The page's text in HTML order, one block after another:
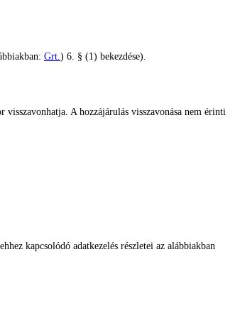
Grt. ) 6. § (1) bekezdése).
A hozzájárulás visszavonása nem érinti
kapcsolódó adatkezelés részletei az alábbiakban